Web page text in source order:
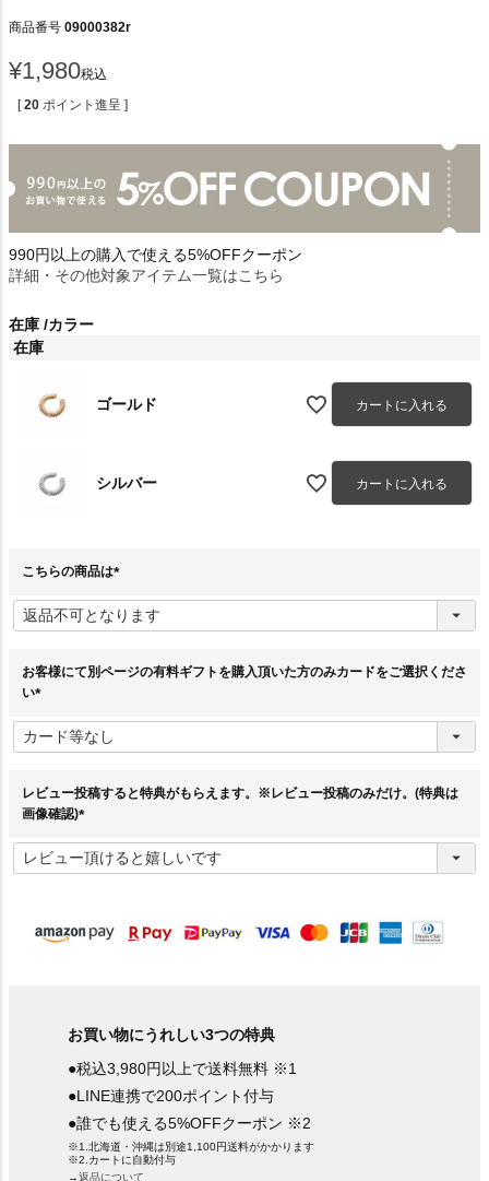
商品番号 09000382r
¥1,980税込
[ 20 ポイント進呈 ]
990円以上の購入で使える5%OFFクーポン
詳細・その他対象アイテム一覧はこちら
在庫 カラー
在庫
ゴールド カートに入れる
シルバー カートに入れる
こちらの商品は
必
須
お客様にて別ページの有料ギフトを購入頂いた方のみカードをご選択くださ
い
必
須
レビュー投稿すると特典がもらえます。※レビュー投稿のみだけ。(特典は
画像確認)
必
須
お買い物にうれしい3つの特典
●税込3,980円以上で送料無料 ※1
●LINE連携で200ポイント付与
●誰でも使える5%OFFクーポン ※2
※1.北海道・沖縄は別途1,100円送料がかかります
※2.カートに自動付与
→返品について